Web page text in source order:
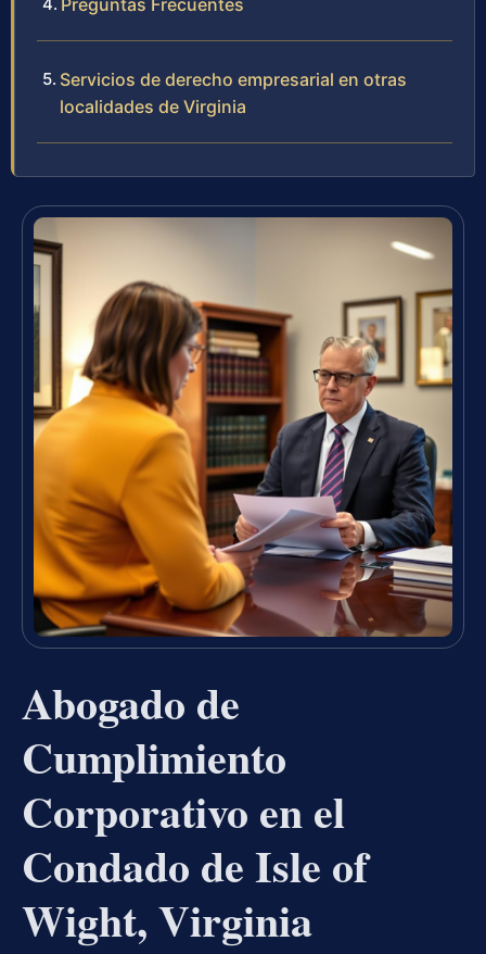
Preguntas Frecuentes
Servicios de derecho empresarial en otras
localidades de Virginia
Abogado de
Cumplimiento
Corporativo en el
Condado de Isle of
Wight, Virginia